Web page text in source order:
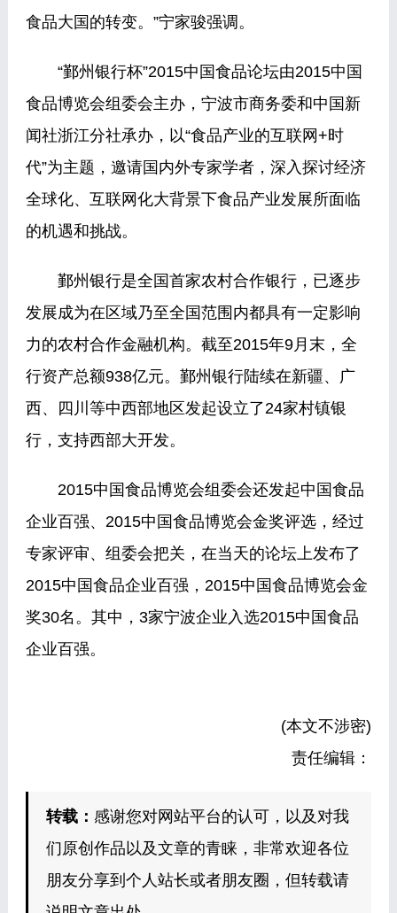
食品大国的转变。”宁家骏强调。
“鄞州银行杯”2015中国食品论坛由2015中国
食品博览会组委会主办，宁波市商务委和中国新
闻社浙江分社承办，以“食品产业的互联网+时
代”为主题，邀请国内外专家学者，深入探讨经济
全球化、互联网化大背景下食品产业发展所面临
的机遇和挑战。
鄞州银行是全国首家农村合作银行，已逐步
发展成为在区域乃至全国范围内都具有一定影响
力的农村合作金融机构。截至2015年9月末，全
行资产总额938亿元。鄞州银行陆续在新疆、广
西、四川等中西部地区发起设立了24家村镇银
行，支持西部大开发。
2015中国食品博览会组委会还发起中国食品
企业百强、2015中国食品博览会金奖评选，经过
专家评审、组委会把关，在当天的论坛上发布了
2015中国食品企业百强，2015中国食品博览会金
奖30名。其中，3家宁波企业入选2015中国食品
企业百强。
(本文不涉密)
责任编辑：
转载： 感谢您对网站平台的认可，以及对我
们原创作品以及文章的青睐，非常欢迎各位
朋友分享到个人站长或者朋友圈，但转载请